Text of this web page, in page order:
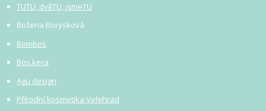
TUTU, dvěTU, jsmeTU
Božena Borýsková
Bombos
Bos.kera
Agu design
Přírodní kosmetika Velehrad